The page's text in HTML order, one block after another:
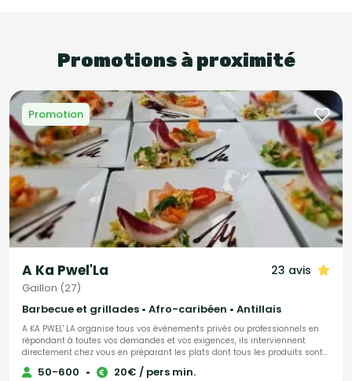
Promotions à proximité
Promotion
A Ka Pwel'La 23 avis
Gaillon (27)
Barbecue et grillades • Afro-caribéen • Antillais
A KA PWEL' LA organise tous vos événements privés ou professionnels en
répondant à toutes vos demandes et vos exigences, ils interviennent
directement chez vous en préparant les plats dont tous les produits sont
frais et antillais. Tout est personnalisable et ajustable selon vos envies.
50-600 • 20€ / pers min.